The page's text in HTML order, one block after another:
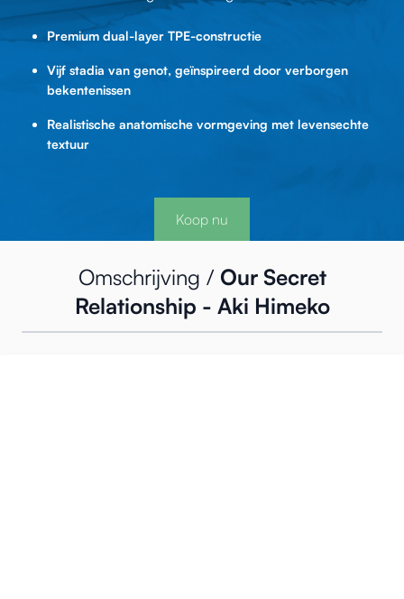
Premium dual-layer TPE-constructie
Vijf stadia van genot, geïnspireerd door verborgen
bekentenissen
Realistische anatomische vormgeving met levensechte
textuur
Koop nu
Omschrijving / Our Secret
Relationship - Aki Himeko